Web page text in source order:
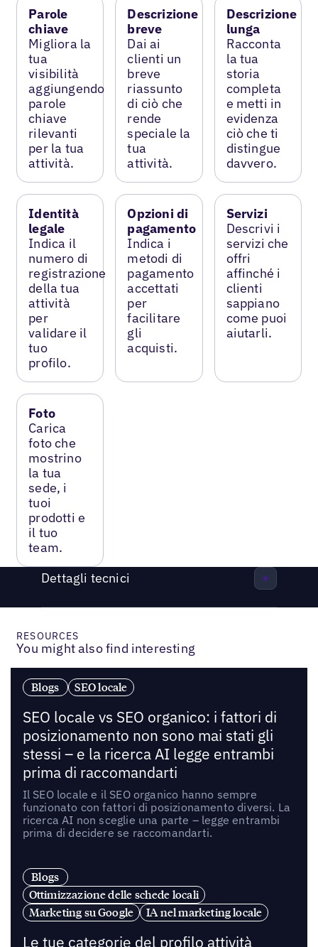
Parole
chiave
Migliora la
tua
visibilità
aggiungendo
parole
chiave
rilevanti
per la tua
attività.
Descrizione
breve
Dai ai
clienti un
breve
riassunto
di ciò che
rende
speciale la
tua
attività.
Descrizione
lunga
Racconta
la tua
storia
completa
e metti in
evidenza
ciò che ti
distingue
davvero.
Identità
legale
Indica il
numero di
registrazione
della tua
attività
per
validare il
tuo
profilo.
Opzioni di
pagamento
Indica i
metodi di
pagamento
accettati
per
facilitare
gli
acquisti.
Servizi
Descrivi i
servizi che
offri
affinché i
clienti
sappiano
come puoi
aiutarli.
Foto
Carica
foto che
mostrino
la tua
sede, i
tuoi
prodotti e
il tuo
team.
Dettagli tecnici
RESOURCES
You might also find interesting
Blogs SEO locale
SEO locale vs SEO organico: i fattori di
posizionamento non sono mai stati gli
stessi – e la ricerca AI legge entrambi
prima di raccomandarti
Il SEO locale e il SEO organico hanno sempre
funzionato con fattori di posizionamento diversi. La
ricerca AI non sceglie una parte – legge entrambi
prima di decidere se raccomandarti.
Blogs
Ottimizzazione delle schede locali
Marketing su Google
IA nel marketing locale
Le tue categorie del profilo attività